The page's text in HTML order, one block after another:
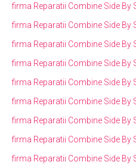
firma Reparatii Combine Side By
firma Reparatii Combine Side By
firma Reparatii Combine Side By
firma Reparatii Combine Side By
firma Reparatii Combine Side By
firma Reparatii Combine Side By
firma Reparatii Combine Side By
firma Reparatii Combine Side By
firma Reparatii Combine Side By